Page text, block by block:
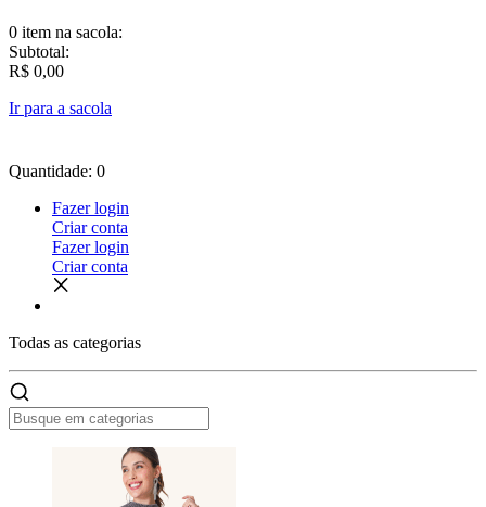
0 item na sacola:
Subtotal:
R$ 0,00
Ir para a sacola
Quantidade: 0
Fazer login
Criar conta
Fazer login
Criar conta
Todas as categorias